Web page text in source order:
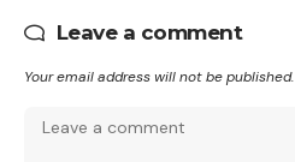
Leave a comment
Your email address will not be published.